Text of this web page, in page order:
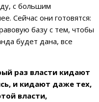
с большим
Сейчас они готовятся:
базу с тем, чтобы
будет дана, все
раз власти кидают
и кидают даже тех,
власти,